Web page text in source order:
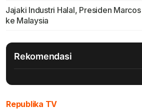
Jajaki Industri Halal, Presiden
ke Malaysia
Rekomendasi
Republika TV